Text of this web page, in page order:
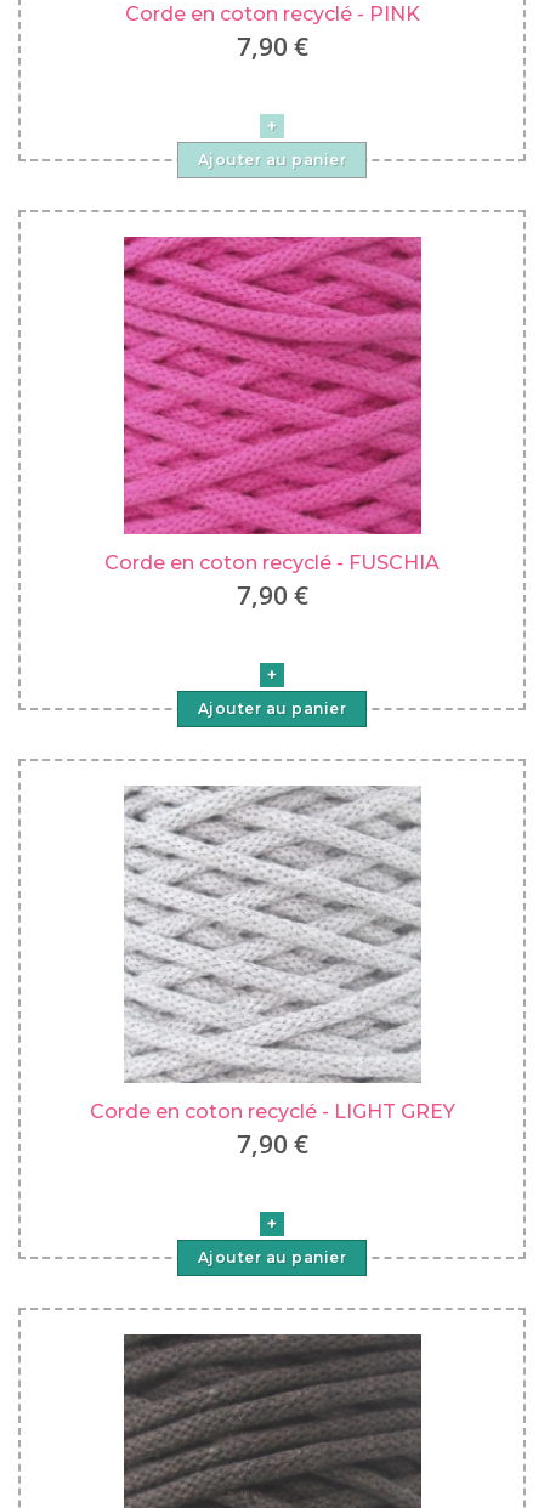
Corde en coton recyclé - PINK
7,90 €
Ajouter au panier
Corde en coton recyclé - FUSCHIA
7,90 €
Ajouter au panier
Corde en coton recyclé - LIGHT GREY
7,90 €
Ajouter au panier